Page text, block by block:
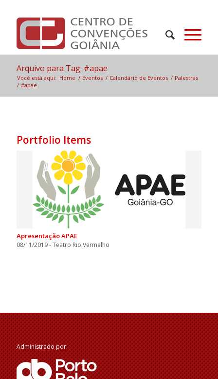
Arquivo para Tag: #apae
Você está aqui: Home / Eventos / Calendário de Eventos / Palestras
/ #apae
Portfolio Items
Apresentação APAE
08/11/2019 - Teatro Rio Vermelho
Administrado por: